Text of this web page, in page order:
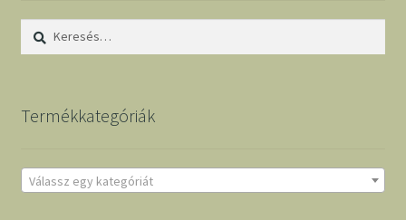
Keresés:
Termékkategóriák
Válassz egy kategóriát